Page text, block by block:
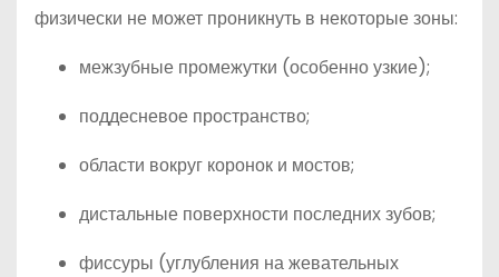
физически не может проникнуть в некоторые зоны:
межзубные промежутки (особенно узкие);
поддесневое пространство;
области вокруг коронок и мостов;
дистальные поверхности последних зубов;
фиссуры (углубления на жевательных